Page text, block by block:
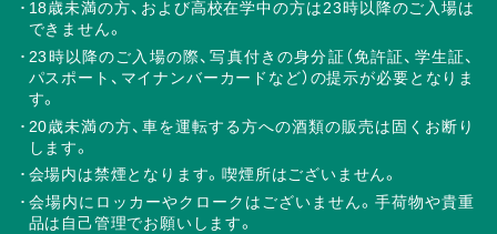
18歳未満の方、および高校在学中の方は23時以降のご入場は
できません。
23時以降のご入場の際、写真付きの身分証（免許証、学生証、
パスポート、マイナンバーカードなど）の提示が必要となりま
す。
20歳未満の方、車を運転する方への酒類の販売は固くお断り
します。
会場内は禁煙となります。喫煙所はございません。
会場内にロッカーやクロークはございません。手荷物や貴重
品は自己管理でお願いします。